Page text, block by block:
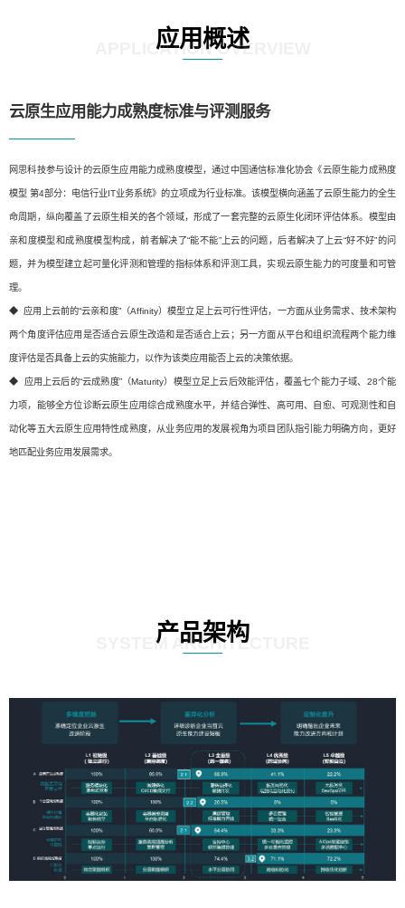
应用概述
APPLICATION OVERVIEW
云原生应用能力成熟度标准与评测服务
网思科技参与设计的云原生应用能力成熟度模型，通过中国通信标准化协会《云原生能力成熟度
模型 第4部分：电信行业IT业务系统》的立项成为行业标准。该模型横向涵盖了云原生能力的全生
命周期，纵向覆盖了云原生相关的各个领域，形成了一套完整的云原生化闭环评估体系。模型由
亲和度模型和成熟度模型构成，前者解决了“能不能”上云的问题，后者解决了上云“好不好”的问
题，并为模型建立起可量化评测和管理的指标体系和评测工具，实现云原生能力的可度量和可管
理。
◆ 应用上云前的“云亲和度”（Affinity）模型立足上云可行性评估，一方面从业务需求、技术架构
两个角度评估应用是否适合云原生改造和是否适合上云；另一方面从平台和组织流程两个能力维
度评估是否具备上云的实施能力，以作为该类应用能否上云的决策依据。
◆ 应用上云后的“云成熟度”（Maturity）模型立足上云后效能评估，覆盖七个能力子域、28个能
力项，能够全方位诊断云原生应用综合成熟度水平，并结合弹性、高可用、自愈、可观测性和自
动化等五大云原生应用特性成熟度，从业务应用的发展视角为项目团队指引能力明确方向，更好
地匹配业务应用发展需求。
产品架构
SYSTEM ARCHITECTURE